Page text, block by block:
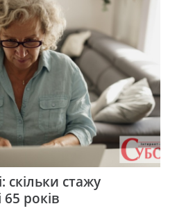
скільки стажу
65 років